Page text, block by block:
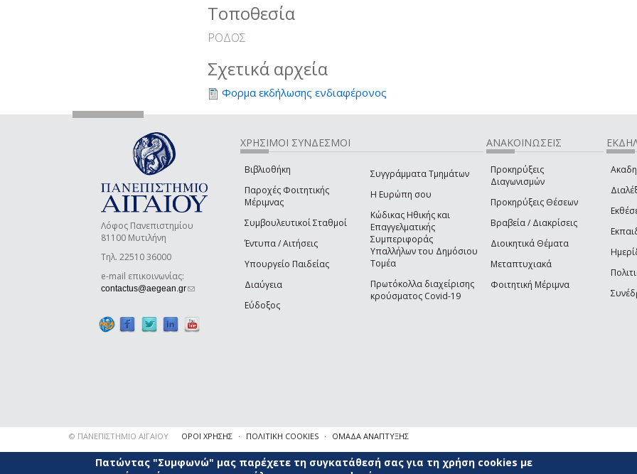
Τοποθεσία
ΡΟΔΟΣ
Σχετικά αρχεία
Φορμα εκδήλωσης ενδιαφέρονος
Λόφος Πανεπιστημίου
81100 Μυτιλήνη
Τηλ. 22510 36000
e-mail επικοινωνίας:
contactus@aegean.gr(link sends e-mail)
ΧΡΗΣΙΜΟΙ ΣΥΝΔΕΣΜΟΙ
Βιβλιοθήκη
Παροχές Φοιτητικής
Μέριμνας
Συμβουλευτικοί Σταθμοί
Έντυπα / Αιτήσεις
Υπουργείο Παιδείας
Διαύγεια
Εύδοξος
Συγγράμματα Τμημάτων
Η Ευρώπη σου
Κώδικας Ηθικής και
Επαγγελματικής
Συμπεριφοράς
Υπαλλήλων του Δημόσιου
Τομέα
Πρωτόκολλα διαχείρισης
κρούσματος Covid-19
ΑΝΑΚΟΙΝΩΣΕΙΣ
Προκηρύξεις
Διαγωνισμών
Προκηρύξεις Θέσεων
Βραβεία / Διακρίσεις
Διοικητικά Θέματα
Μεταπτυχιακά
Φοιτητική Μέριμνα
© ΠΑΝΕΠΙΣΤΗΜΙΟ ΑΙΓΑΙΟΥ ΟΡΟΙ ΧΡΗΣΗΣ ΠΟΛΙΤΙΚΗ COOKIES ΟΜΑΔΑ ΑΝΑΠΤΥΞΗΣ
Πατώντας "Συμφωνώ" μας παρέχετε τη συγκατάθεσή σας για τη χρήση cookies με